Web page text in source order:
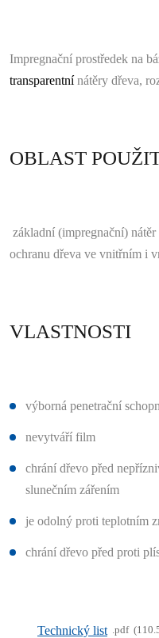
Impregnační prostředek na
transparentnínátěry dřeva,
OBLAST
základní (impregnační)
ochranu dřeva ve vnitřním i
VLASTNOSTI
výborná penetrační
nevytváří film
chrání dřevo před
slunečním zářením
je odolný proti teplotním
chrání dřevo před proti
Technický list pdf